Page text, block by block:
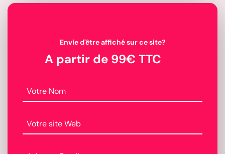
Envie d'être affiché sur ce site?
A partir de 99€ TTC